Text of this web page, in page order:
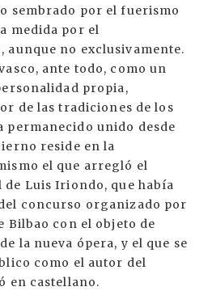
sembrado por el fuerismo
medida por el
aunque no exclusivamente.
ante todo, como un
propia,
de las tradiciones de los
permanecido unido desde
reside en la
el que arregló el
Luis Iriondo, que había
concurso organizado por
Bilbao con el objeto de
la nueva ópera, y el que se
como el autor del
en castellano.